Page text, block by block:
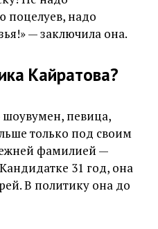
поцелуев, надо
— заключила она.
Кайратова?
певица,
только под своим
фамилией —
31 год, она
В политику она до